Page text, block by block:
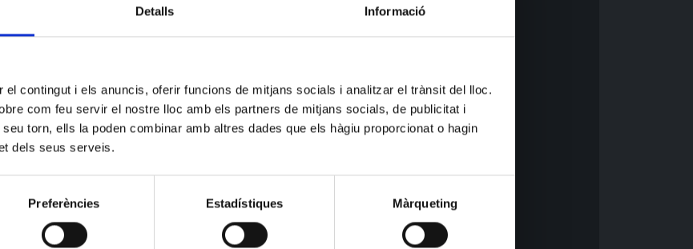
Detalls Informació
el contingut i els anuncis, oferir funcions de mitjans socials i analitzar el trànsit del lloc.
com feu servir el nostre lloc amb els partners de mitjans socials, de publicitat i
torn, ells la poden combinar amb altres dades que els hàgiu proporcionat o hagin
dels seus serveis.
Preferències Estadístiques Màrqueting
de 18h a